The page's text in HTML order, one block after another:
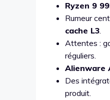
Ryzen 9
Rumeur
cache L3.
Attentes :
réguliers.
Alienware
Des
produit.